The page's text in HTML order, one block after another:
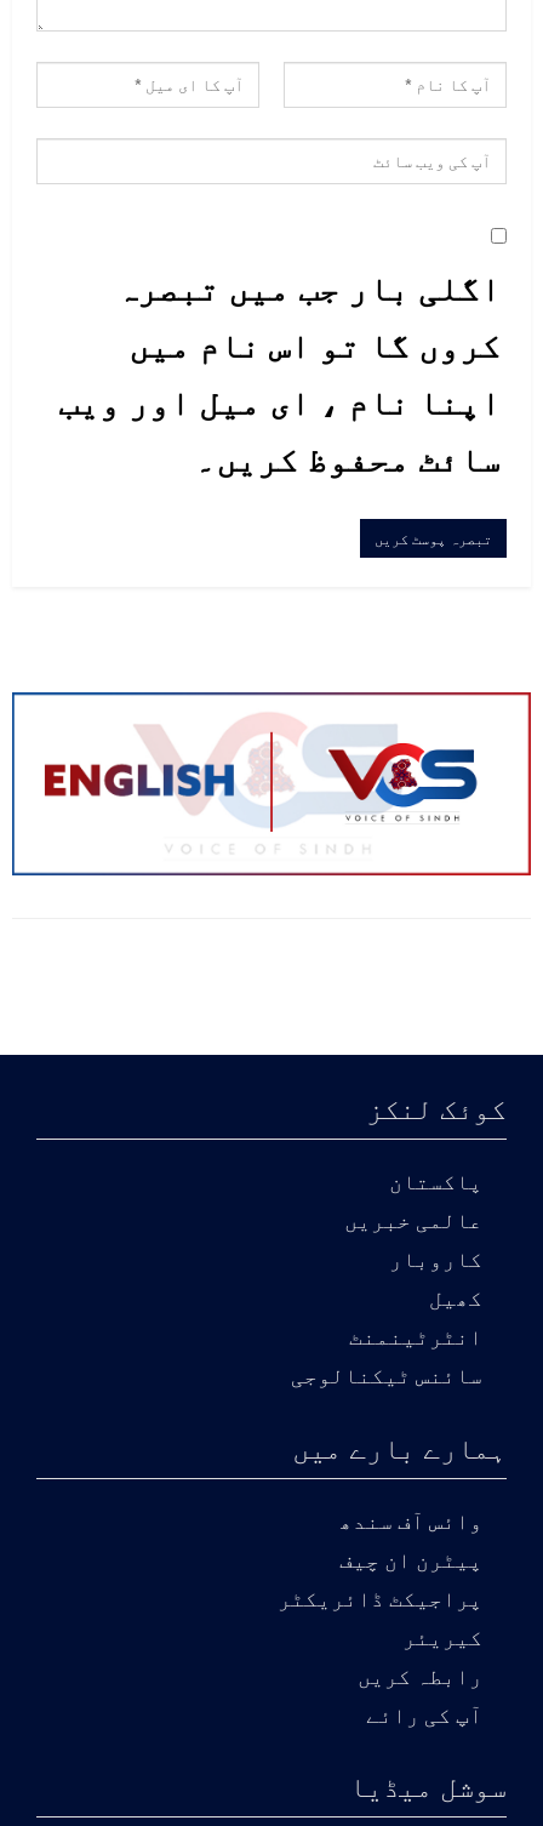
اگلی بار جب میں تبصرہ
کروں گا تو اس نام میں
اپنا نام ، ای میل اور ویب
سائٹ محفوظ کریں۔
کوئک لنکز
پاکستان
عالمی خبریں
کاروبار
کھیل
انٹرٹینمنٹ
سائنس ٹیکنالوجی
ہمارے بارے میں
وائس آف سندھ
پیٹرن ان چیف
پراجیکٹ ڈائریکٹر
کیریئر
رابطہ کریں
آپ کی رائے
سوشل میڈیا